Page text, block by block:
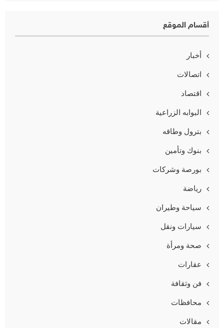
أقسام الموقع
أخبار
اتصالات
اقتصاد
البوابه الزراعية
بترول وطاقه
بنوك وتأمين
بورصة وشركات
رياضة
سياحة وطيران
سيارات ونقل
صحة ومرأة
عقارات
فن وثقافة
محافظات
مقالات